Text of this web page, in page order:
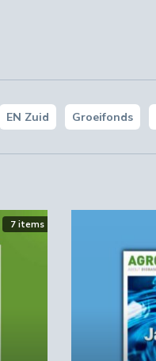
EN Zuid Groeifonds
7 items